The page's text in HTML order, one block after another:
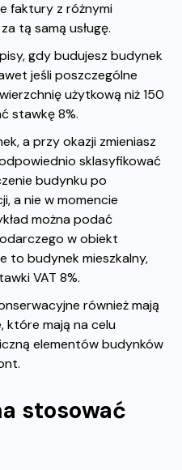
faktury z różnymi
tą samą usługę.
gdy budujesz budynek
jeśli poszczególne
użytkową niż 150
stawkę 8%.
a przy okazji zmieniasz
sklasyfikować
budynku po
a nie w momencie
można podać
w obiekt
to budynek mieszkalny,
VAT 8%.
również mają
które mają na celu
elementów budynków
stosować